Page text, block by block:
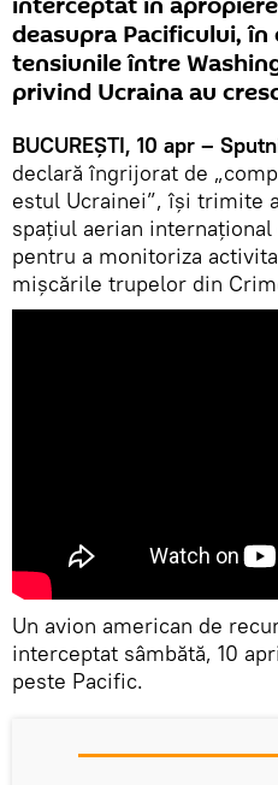
deasupra Pacificului,
tensiunile între
privind Ucraina au
BUCUREŞTI, 10 apr –
declară îngrijorat de
estul Ucrainei”, își trimite
spațiul aerian
pentru a monitoriza
mișcările trupelor din
Un avion american de
interceptat sâmbătă, 10
peste Pacific.